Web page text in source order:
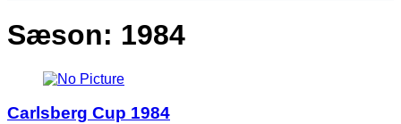
Sæson: 1984
Carlsberg Cup 1984